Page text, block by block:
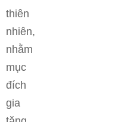
thiên
nhiên,
nhằm
mục
đích
gia